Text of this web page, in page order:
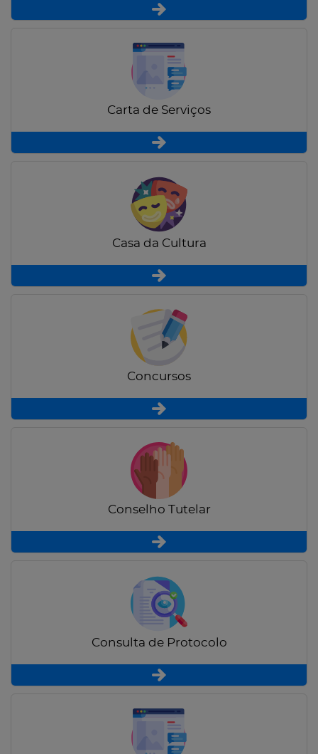
Carta de Serviços
Casa da Cultura
Concursos
Conselho Tutelar
Consulta de Protocolo